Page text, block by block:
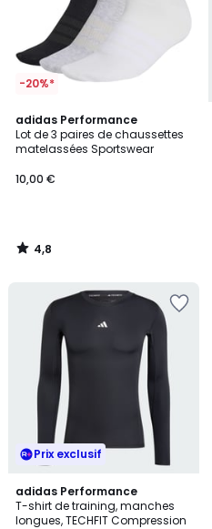
-20%*
adidas Performance
Lot de 3 paires de chaussettes
matelassées Sportswear
10,00 €
4,8
/ 5
4,8
/
Prix exclusif
adidas Performance
T-shirt de training, manches
longues, TECHFIT Compression
4,7
/ 5
4
Couleurs